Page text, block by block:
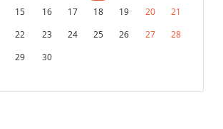
15
16 17 18 19 20
21
22
23 24 25 26 27
28
29
30